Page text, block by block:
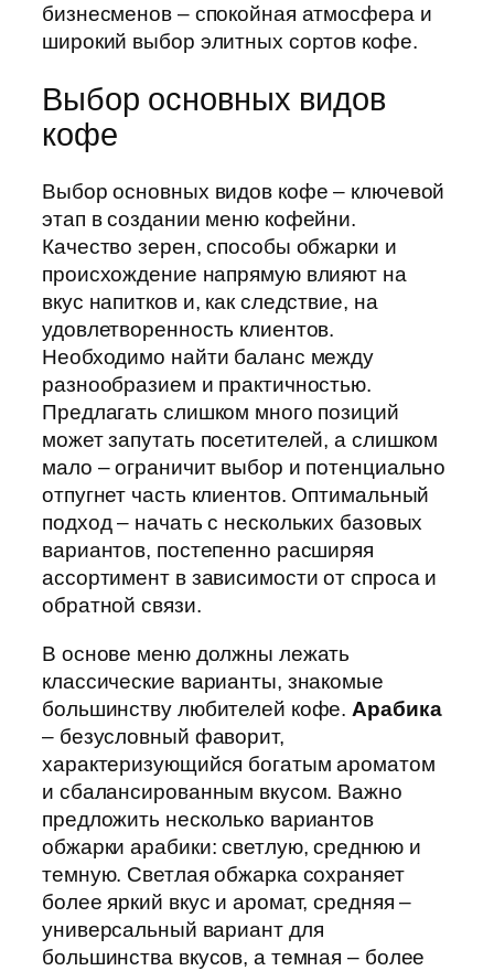
бизнесменов – спокойная атмосфера и
широкий выбор элитных сортов кофе.
Выбор основных видов
кофе
Выбор основных видов кофе – ключевой
этап в создании меню кофейни.
Качество зерен, способы обжарки и
происхождение напрямую влияют на
вкус напитков и, как следствие, на
удовлетворенность клиентов.
Необходимо найти баланс между
разнообразием и практичностью.
Предлагать слишком много позиций
может запутать посетителей, а слишком
мало – ограничит выбор и потенциально
отпугнет часть клиентов. Оптимальный
подход – начать с нескольких базовых
вариантов, постепенно расширяя
ассортимент в зависимости от спроса и
обратной связи.
В основе меню должны лежать
классические варианты, знакомые
большинству любителей кофе. Арабика
– безусловный фаворит,
характеризующийся богатым ароматом
и сбалансированным вкусом. Важно
предложить несколько вариантов
обжарки арабики: светлую, среднюю и
темную. Светлая обжарка сохраняет
более яркий вкус и аромат, средняя –
универсальный вариант для
большинства вкусов, а темная – более